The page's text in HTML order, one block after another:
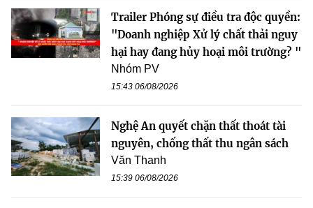
Trailer Phóng sự điều tra độc quyền:
"Doanh nghiệp Xử lý chất thải nguy
hại hay đang hủy hoại môi trường? "
Nhóm PV
15:43 06/08/2026
Nghệ An quyết chặn thất thoát tài
nguyên, chống thất thu ngân sách
Văn Thanh
15:39 06/08/2026